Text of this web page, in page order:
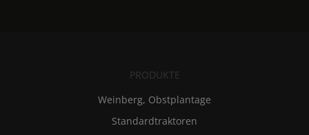
PRODUKTE
Weinberg, Obstplantage
Standardtraktoren